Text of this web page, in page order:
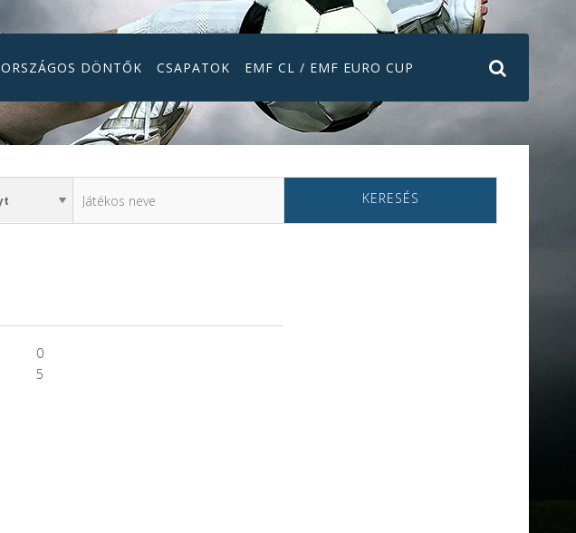
ORSZÁGOS DÖNTŐK CSAPATOK EMF CL / EMF EURO CUP
KERESÉS
0
5